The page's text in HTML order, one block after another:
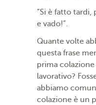
“Si è fatto
e vado!”.
Quante volte
questa frase
prima colazione
lavorativo?
abbiamo
colazione è un